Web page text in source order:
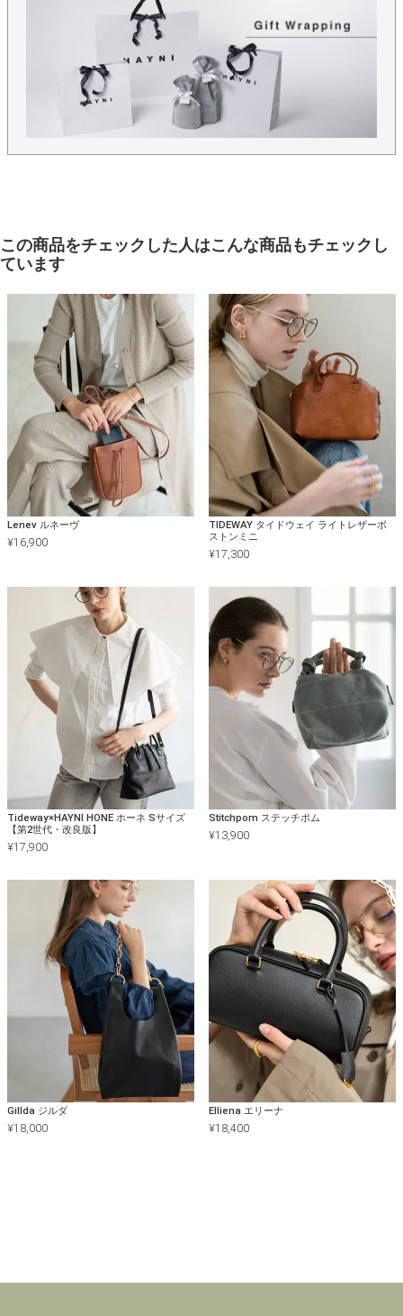
この商品をチェックした人はこんな商品もチェックし
ています
Lenev ルネーヴ
¥16,900
TIDEWAY タイドウェイ ライトレザーボ
ストンミニ
¥17,300
Tideway×HAYNI HONE ホーネ Sサイズ
【第2世代・改良版】
¥17,900
Stitchpom ステッチポム
¥13,900
Gillda ジルダ
¥18,000
Elliena エリーナ
¥18,400